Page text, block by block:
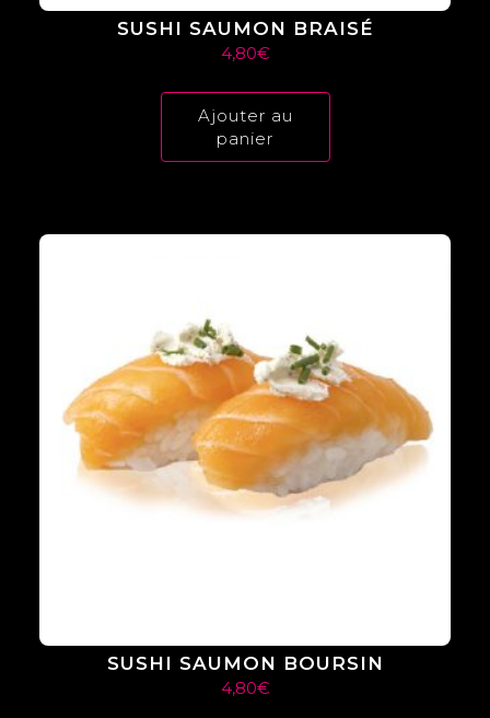
SUSHI SAUMON BRAISÉ
4,80€
Ajouter au
panier
SUSHI SAUMON BOURSIN
4,80€